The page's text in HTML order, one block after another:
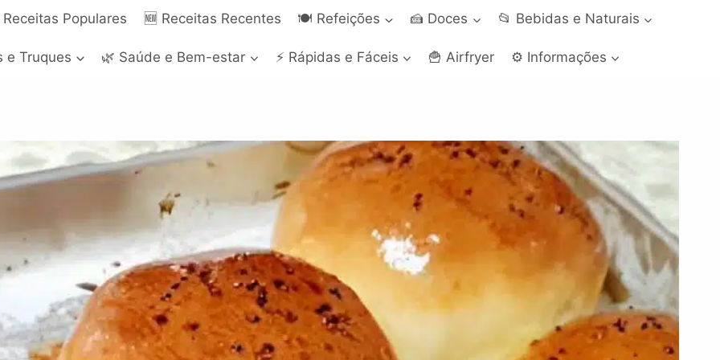
Receitas Populares 🆕 Receitas Recentes 🍽️ Refeições 🍰 Doces 📂 Bebidas e Naturais
e Truques 🌿 Saúde e Bem-estar ⚡ Rápidas e Fáceis 🍟 Airfryer ⚙️ Informações